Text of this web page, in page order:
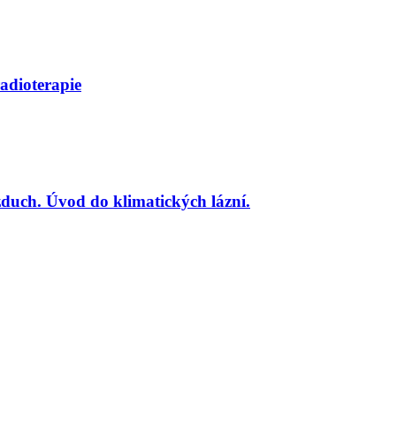
Úvod do klimatických lázní.